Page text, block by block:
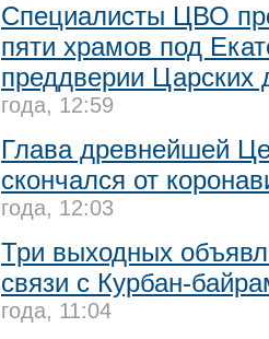
Специалисты ЦВО
пяти храмов под
преддверии Царских
года, 12:59
Глава древнейшей
скончался от
года, 12:03
Три выходных
связи с Курбан-
года, 11:04